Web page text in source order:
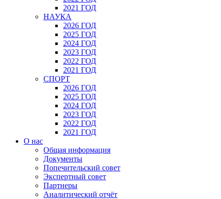
2021 ГОД
НАУКА
2026 ГОД
2025 ГОД
2024 ГОД
2023 ГОД
2022 ГОД
2021 ГОД
СПОРТ
2026 ГОД
2025 ГОД
2024 ГОД
2023 ГОД
2022 ГОД
2021 ГОД
О нас
Общая информация
Документы
Попечительский совет
Экспертный совет
Партнеры
Аналитический отчёт